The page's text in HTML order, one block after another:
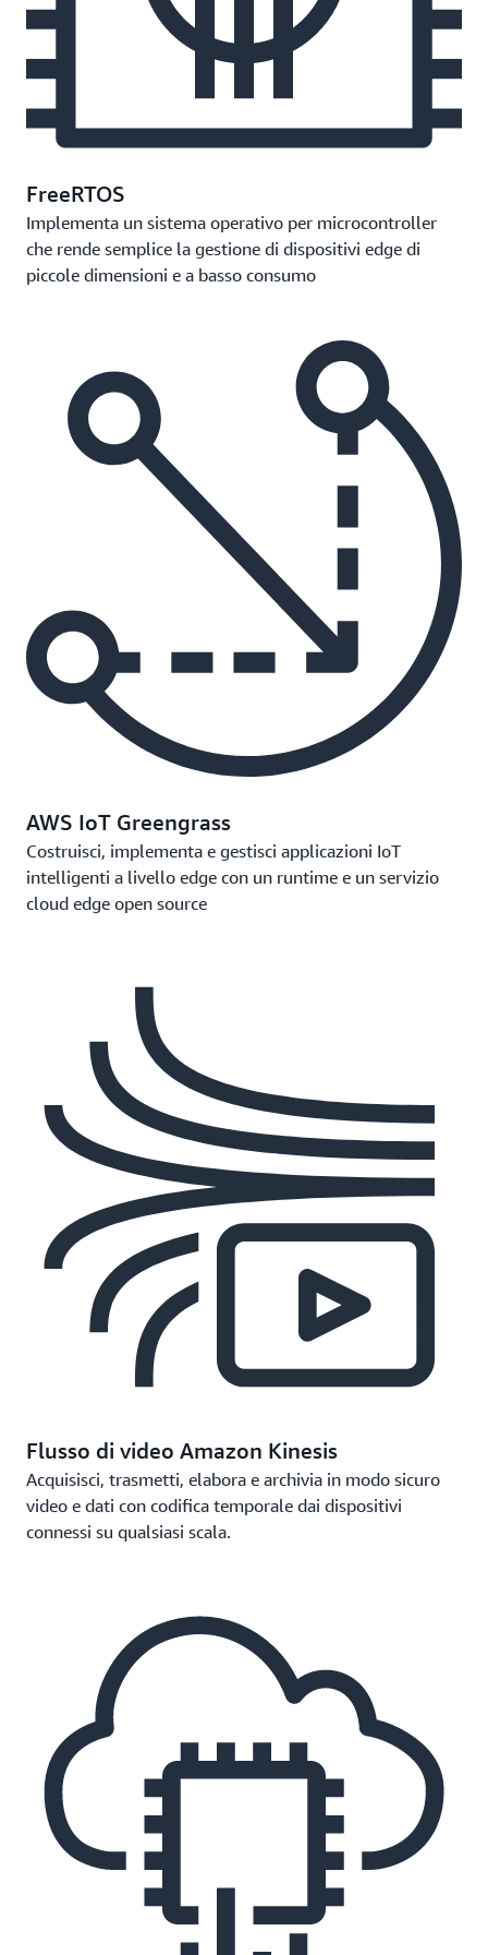
FreeRTOS
Implementa un sistema operativo per microcontroller
che rende semplice la gestione di dispositivi edge di
piccole dimensioni e a basso consumo
AWS IoT Greengrass
Costruisci, implementa e gestisci applicazioni IoT
intelligenti a livello edge con un runtime e un servizio
cloud edge open source
Flusso di video Amazon Kinesis
Acquisisci, trasmetti, elabora e archivia in modo sicuro
video e dati con codifica temporale dai dispositivi
connessi su qualsiasi scala.